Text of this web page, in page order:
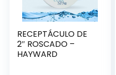
RECEPTÁCULO DE
2″ ROSCADO –
HAYWARD